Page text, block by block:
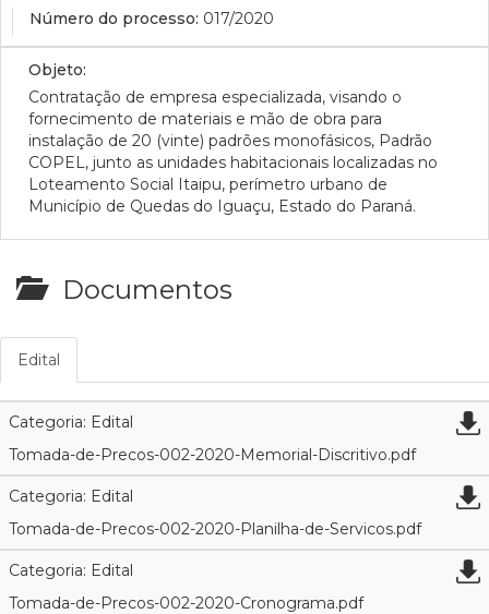
Número do processo: 017/2020
Objeto:
Contratação de empresa especializada, visando o
fornecimento de materiais e mão de obra para
instalação de 20 (vinte) padrões monofásicos, Padrão
COPEL, junto as unidades habitacionais localizadas no
Loteamento Social Itaipu, perímetro urbano de
Município de Quedas do Iguaçu, Estado do Paraná.
Documentos
Edital
Categoria: Edital
Tomada-de-Precos-002-2020-Memorial-Discritivo.pdf
Categoria: Edital
Tomada-de-Precos-002-2020-Planilha-de-Servicos.pdf
Categoria: Edital
Tomada-de-Precos-002-2020-Cronograma.pdf